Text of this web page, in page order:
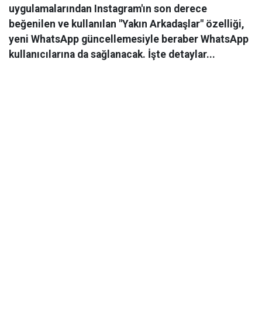
uygulamalarından Instagram'ın son derece
beğenilen ve kullanılan "Yakın Arkadaşlar" özelliği,
yeni WhatsApp güncellemesiyle beraber WhatsApp
kullanıcılarına da sağlanacak. İşte detaylar...